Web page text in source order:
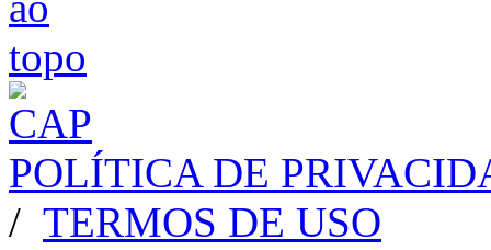
POLÍTICA DE
/ TERMOS DE USO